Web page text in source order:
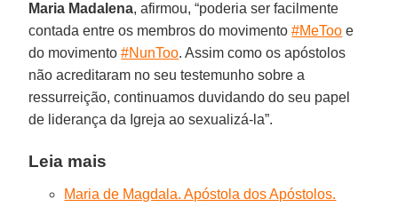
Maria Madalena, afirmou, “poderia ser facilmente
contada entre os membros do movimento#MeToo e
do movimento#NunToo. Assim como os apóstolos
não acreditaram no seu testemunho sobre a
ressurreição, continuamos duvidando do seu papel
de liderança da Igreja ao sexualizá-la”.
Leia mais
Maria de Magdala. Apóstola dos Apóstolos.